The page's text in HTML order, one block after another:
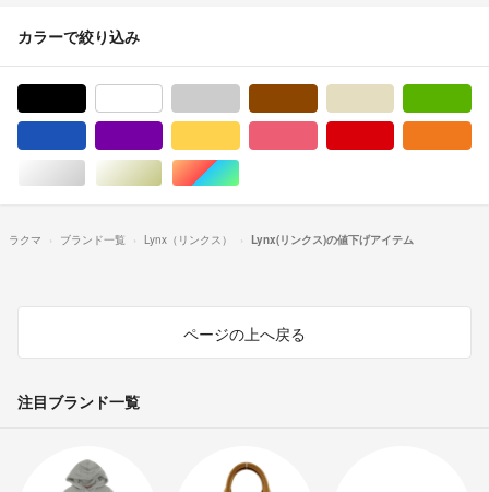
カラーで絞り込み
シルバー/銀色系ゴールド/金色系マルチカラー
ラクマ ブランド一覧 Lynx（リンクス） Lynx(リンクス)の値下げアイテム
ページの上へ戻る
注目ブランド一覧